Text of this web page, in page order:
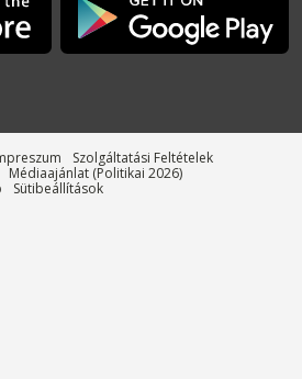
Szolgáltatási Feltételek
Médiaajánlat (Politikai 2026)
Sütibeállítások